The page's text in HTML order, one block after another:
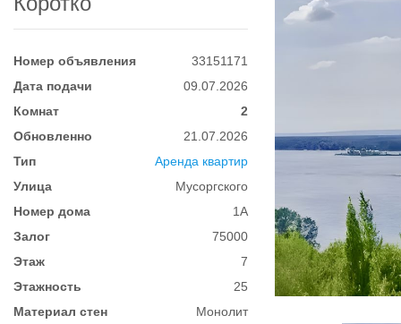
Номер объявления
33151171
Дата подачи
09.07.2026
Комнат
2
Обновленно
21.07.2026
Тип
Аренда квартир
Улица
Мусоргского
Номер дома
1А
Залог
75000
Этаж
7
Этажность
25
Материал стен
Монолит